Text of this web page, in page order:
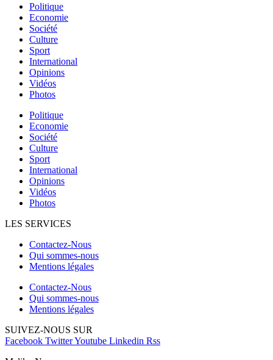
Politique
Economie
Société
Culture
Sport
International
Opinions
Vidéos
Photos
Politique
Economie
Société
Culture
Sport
International
Opinions
Vidéos
Photos
LES SERVICES
Contactez-Nous
Qui sommes-nous
Mentions légales
Contactez-Nous
Qui sommes-nous
Mentions légales
SUIVEZ-NOUS SUR
Facebook TwitterYoutube Linkedin Rss